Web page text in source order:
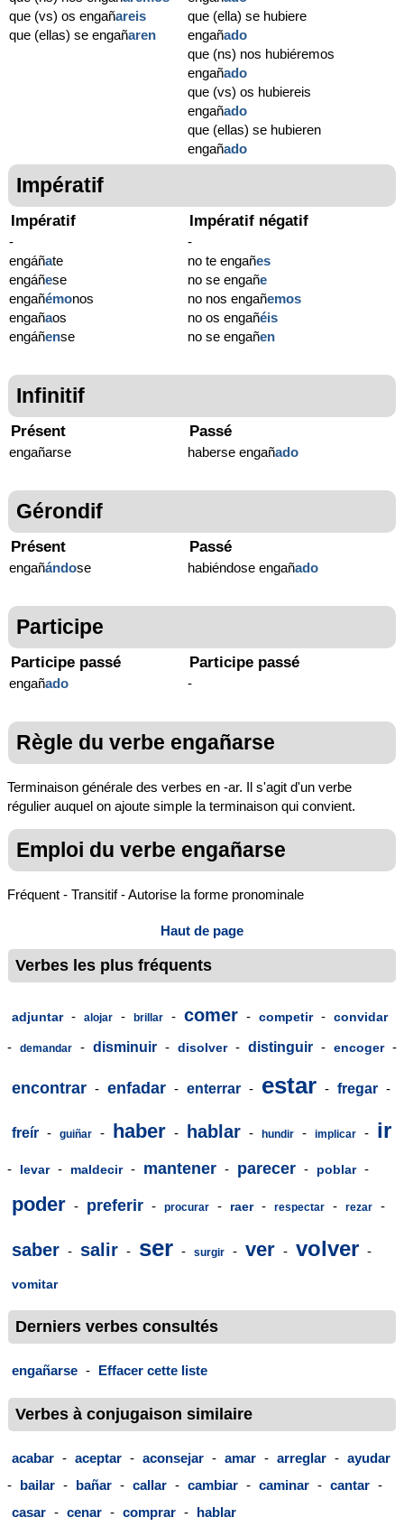
que (vs) os engañareis
que (ellas) se engañaren
que (ella) se hubiere
engañado
que (ns) nos hubiéremos
engañado
que (vs) os hubiereis
engañado
que (ellas) se hubieren
engañado
Impératif
Impératif
-
engáñate
engáñese
engañémonos
engañaos
engáñense
Impératif négatif
-
no te engañes
no se engañe
no nos engañemos
no os engañéis
no se engañen
Infinitif
Présent
engañarse
Passé
haberse engañado
Gérondif
Présent
engañándose
Passé
habiéndose engañado
Participe
Participe passé
engañado
Participe passé
-
Règle du verbe engañarse
Terminaison générale des verbes en -ar. Il s'agit d'un verbe
régulier auquel on ajoute simple la terminaison qui convient.
Emploi du verbe engañarse
Fréquent - Transitif - Autorise la forme pronominale
Haut de page
Verbes les plus fréquents
adjuntar - alojar - brillar - comer - competir - convidar
- demandar - disminuir - disolver - distinguir - encoger -
encontrar - enfadar - enterrar - estar - fregar -
freír - guiñar - haber - hablar - hundir - implicar - ir
- levar - maldecir - mantener - parecer - poblar -
poder - preferir - procurar - raer - respectar - rezar -
saber - salir - ser - surgir - ver - volver -
vomitar
Derniers verbes consultés
engañarse - Effacer cette liste
Verbes à conjugaison similaire
acabar - aceptar - aconsejar - amar - arreglar - ayudar
- bailar - bañar - callar - cambiar - caminar - cantar -
casar - cenar - comprar - hablar